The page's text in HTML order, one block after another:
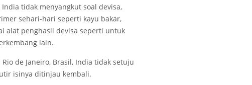
tidak menyangkut soal devisa,
sehari-hari seperti kayu bakar,
alat penghasil devisa seperti untuk
lain.
de Janeiro, Brasil, India tidak setuju
isinya ditinjau kembali.